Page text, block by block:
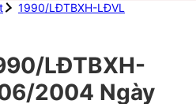
1990/LĐTBXH-LĐVL
LĐTBXH-
2004 Ngày